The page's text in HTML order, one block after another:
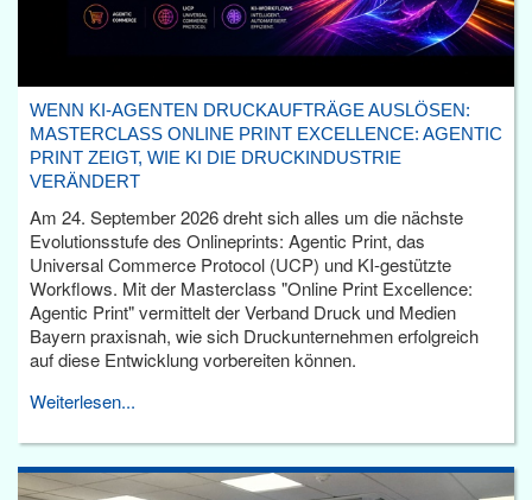
WENN KI-AGENTEN DRUCKAUFTRÄGE AUSLÖSEN:
MASTERCLASS ONLINE PRINT EXCELLENCE: AGENTIC
PRINT ZEIGT, WIE KI DIE DRUCKINDUSTRIE
VERÄNDERT
Am 24. September 2026 dreht sich alles um die nächste
Evolutionsstufe des Onlineprints: Agentic Print, das
Universal Commerce Protocol (UCP) und KI-gestützte
Workflows. Mit der Masterclass "Online Print Excellence:
Agentic Print" vermittelt der Verband Druck und Medien
Bayern praxisnah, wie sich Druckunternehmen erfolgreich
auf diese Entwicklung vorbereiten können.
Weiterlesen...